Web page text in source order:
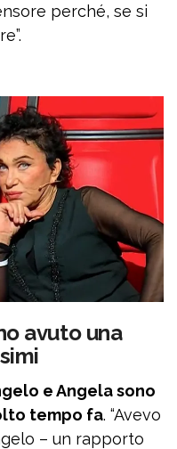
perché, se si
avuto una
e Angela sono
tempo fa. “Avevo
– un rapporto